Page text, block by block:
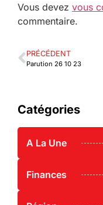
Vous devez vous
commentaire.
PRÉCÉDENT
Parution 26 10 23
Catégories
A La Une
Finances